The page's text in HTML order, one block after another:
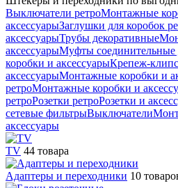
Выключатели ретроМонтажные
аксессуарыЗаглушки для коробок
аксессуарыТрубы декоративные
аксессуарыМуфты соединительные
коробки и аксессуарыКрепеж-
аксессуарыМонтажные коробки и
ретроМонтажные коробки и
ретроРозетки ретроРозетки и
сетевые фильтрыВыключатели
аксессуары
TV 44 товара
Адаптеры и переходники 10